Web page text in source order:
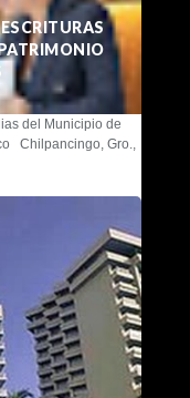
del Municipio de
Chilpancingo, Gro.,